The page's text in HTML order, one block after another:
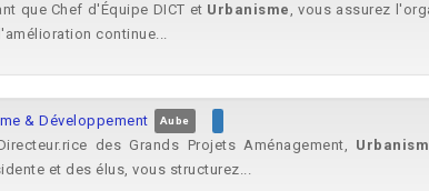
que Chef d'Équipe DICT et Urbanisme , vous assurez
continue...
& Développement Aube
des Grands Projets Aménagement,
et des élus, vous structurez...